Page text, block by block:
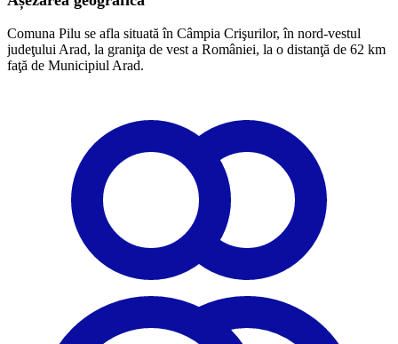
Comuna Pilu se afla situată în Câmpia Crişurilor, în nord-vestul
judeţului Arad, la graniţa de vest a României, la o distanţă de 62 km
faţă de Municipiul Arad.